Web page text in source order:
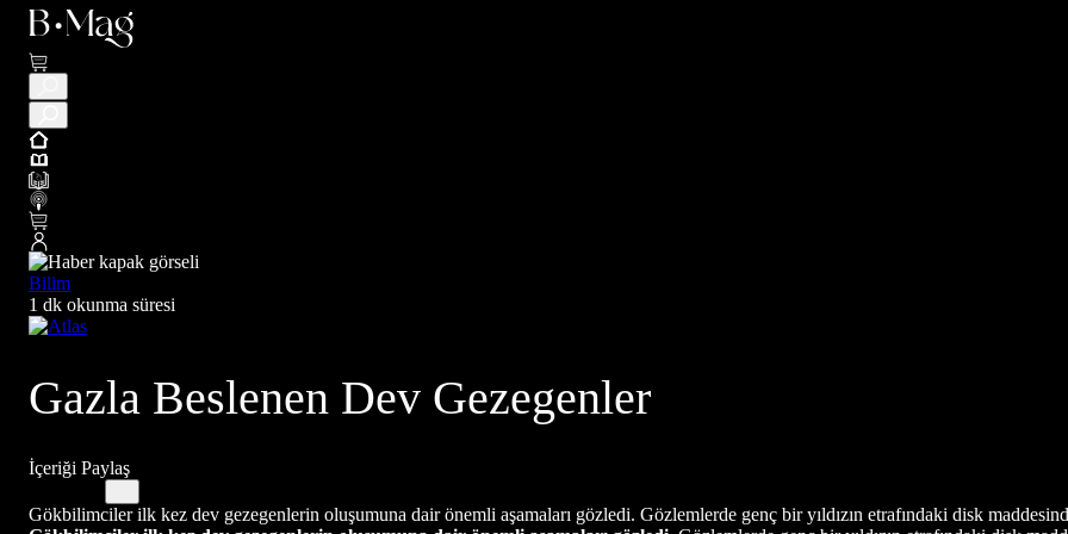
Bilim
1 dk okunma süresi
Gazla Beslenen Dev Gezegenler
İçeriği Paylaş
Gökbilimciler ilk kez dev gezegenlerin oluşumuna dair önemli aşamaları gözledi. Gözlemlerde genç bir yıldızın etrafındaki disk